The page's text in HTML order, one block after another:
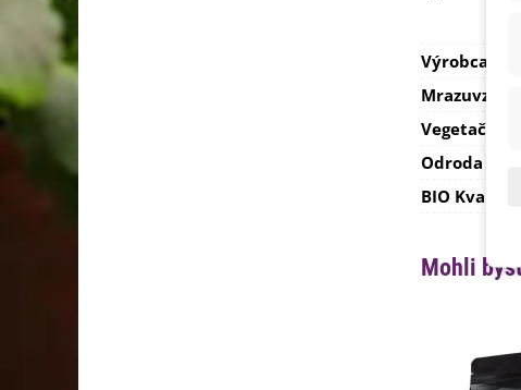
Výrobca
Vegetačné
Odroda
BIO Kvalita
Mohli